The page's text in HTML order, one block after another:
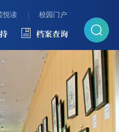
悦读 校园门户
档案查询